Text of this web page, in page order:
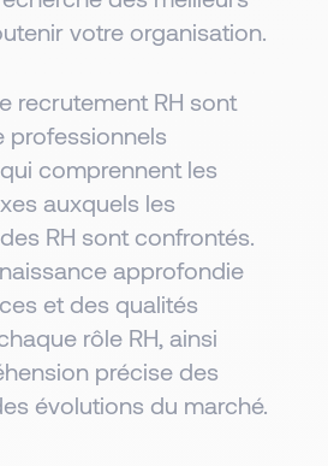
votre organisation.
recrutement RH sont
professionnels
comprennent les
auxquels les
RH sont confrontés.
approfondie
et des qualités
rôle RH, ainsi
précise des
évolutions du marché.